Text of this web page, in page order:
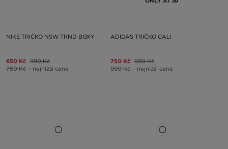
NIKE TRIČKO NSW TRND BOXY
650 Kč 990 Kč
750 Kč – nejnižší cena
ADIDAS TRIČKO CALI
750 Kč 990 Kč
990 Kč – nejnižší cena